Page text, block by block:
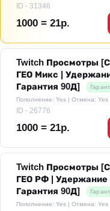
ID - 31346
1000 = 21р.
Twitch Просмотры
ГЕО Микс |
Гарантия 90Д]
Пополнение: Yes | Отмена:
ID - 26776
1000 = 21р.
Twitch Просмотры
ГЕО РФ | Удержание
Гарантия 90Д]
Пополнение: Yes | Отмена: